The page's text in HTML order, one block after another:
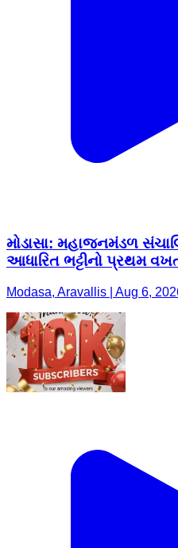
મોડાસા: મહાજનમંડળ
આધારિત ભટ્ટીનો પ્રથમ
Modasa, Aravallis | Aug 6,